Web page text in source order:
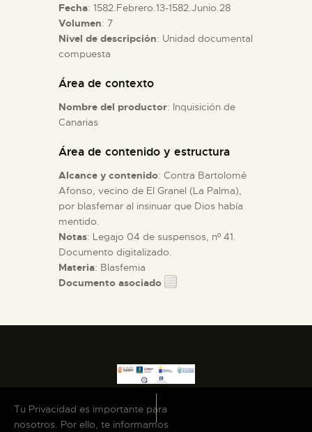
EL MUSEO
DIDÁCTICA
ESPAÑOL
Fecha: 1582.Febrero.13-1582.Junio.28
Volumen: 7
Nivel de descripción: Unidad documental
compuesta
Área de contexto
Nombre del productor: Inquisición de
Canarias
Área de contenido y estructura
Alcance y contenido: Contra Bartolomé
Afonso, vecino de El Granel (La Palma),
por blasfemar al insinuar que Dios había
mentido.
Notas: Legajo 04 de suspensos, nº 41.
Documento digitalizado.
Materia: Blasfemia
Documento asociado
Tu Privacidad es importante para
nosotros. Por ello, te informamos